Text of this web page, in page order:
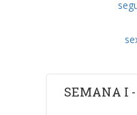
SEMANA I